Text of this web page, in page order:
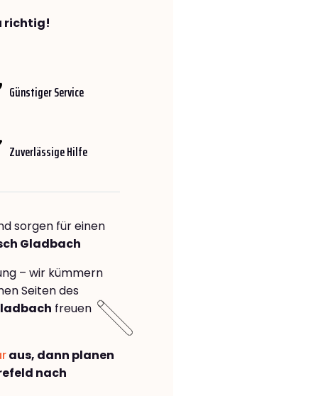
richtig!
Günstiger Service
Zuverlässige Hilfe
sorgen für einen
Gladbach
– wir kümmern
Seiten des
freuen
aus, dann planen
nach